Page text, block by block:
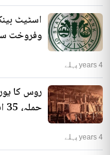
اسٹیٹ
وفروخت
4 years پہلے
روس کا
حملہ، 35 افراد ہلاک
4 years پہلے